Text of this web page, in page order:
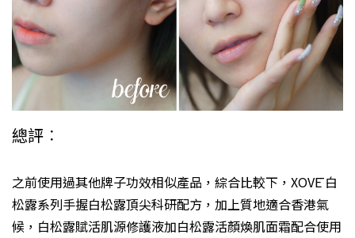
總評︰
之前使用過其他牌子功效相似產品，綜合比較下，XOVĒ 白
松露系列手握白松露頂尖科研配方，加上質地適合香港氣
候，白松露賦活肌源修護液加白松露活顏煥肌面霜配合使用